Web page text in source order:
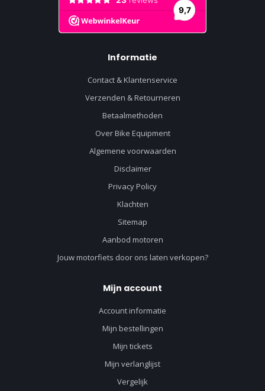
Informatie
Contact & Klantenservice
Verzenden & Retourneren
Betaalmethoden
Over Bike Equipment
Algemene voorwaarden
Disclaimer
Privacy Policy
Klachten
Sitemap
Aanbod motoren
Jouw motorfiets door ons laten verkopen?
Mijn account
Account informatie
Mijn bestellingen
Mijn tickets
Mijn verlanglijst
Vergelijk